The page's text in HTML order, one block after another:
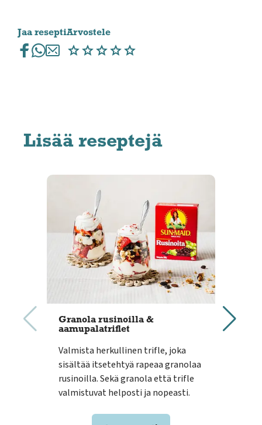
Jaa reseptiArvostele
Lisää reseptejä
Granola rusinoilla &
aamupalatriflet
Valmista herkullinen trifle, joka
sisältää itsetehtyä rapeaa granolaa
rusinoilla. Sekä granola että trifle
valmistuvat helposti ja nopeasti.